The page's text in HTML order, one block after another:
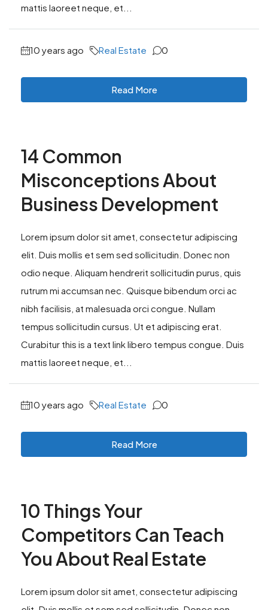
mattis laoreet neque, et...
10 years ago Real Estate 0
Read More
14 Common
Misconceptions About
Business Development
Lorem ipsum dolor sit amet, consectetur adipiscing
elit. Duis mollis et sem sed sollicitudin. Donec non
odio neque. Aliquam hendrerit sollicitudin purus, quis
rutrum mi accumsan nec. Quisque bibendum orci ac
nibh facilisis, at malesuada orci congue. Nullam
tempus sollicitudin cursus. Ut et adipiscing erat.
Curabitur this is a text link libero tempus congue. Duis
mattis laoreet neque, et...
10 years ago Real Estate 0
Read More
10 Things Your
Competitors Can Teach
You About Real Estate
Lorem ipsum dolor sit amet, consectetur adipiscing